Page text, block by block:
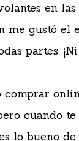
en
me gustó el
partes.
cuando
lo bueno de